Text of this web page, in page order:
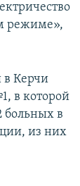
режиме»,
Керчи
в которой
больных в
из них